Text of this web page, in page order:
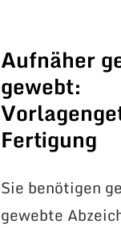
Aufnäher
gewebt:
Fertigung
Sie benötigen
gewebte